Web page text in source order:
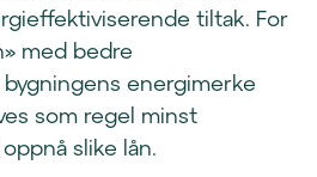
tiltak. For
med bedre
energimerke
som regel minst
slike lån.